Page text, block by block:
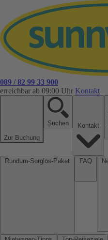
089 / 82 99 33 900
erreichbar ab 09:00 Uhr Kontakt
Zur Buchung
Suchen